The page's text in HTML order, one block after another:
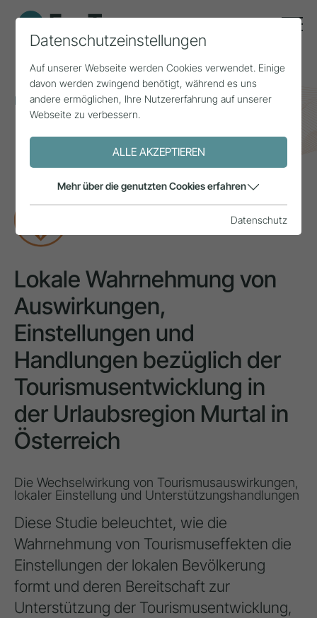
Home Themen
Tourismusbewusstsein
Lokale Wahrnehmung von Auswirkungen,
Einstellungen und Handlungen bezüglich der
Tourismusentwicklung in der Urlaubsregion Murtal in
Österreich
Lokale Wahrnehmung von
Auswirkungen,
Einstellungen und
Handlungen bezüglich der
Tourismusentwicklung in
der Urlaubsregion Murtal in
Österreich
Die Wechselwirkung von Tourismusauswirkungen,
lokaler Einstellung und Unterstützungshandlungen
Diese Studie beleuchtet, wie die
Wahrnehmung von Tourismuseffekten die
Einstellungen der lokalen Bevölkerung
formt und deren Bereitschaft zur
Unterstützung der Tourismusentwicklung,
Datenschutzeinstellungen
Auf unserer Webseite werden Cookies verwendet. Einige
davon werden zwingend benötigt, während es uns
andere ermöglichen, Ihre Nutzererfahrung auf unserer
Webseite zu verbessern.
ALLE AKZEPTIEREN
Mehr über die genutzten Cookies erfahren
Datenschutz